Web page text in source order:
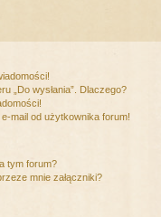
„Do wysłania”. Dlaczego?
mail od użytkownika forum!
tym forum?
mnie załączniki?